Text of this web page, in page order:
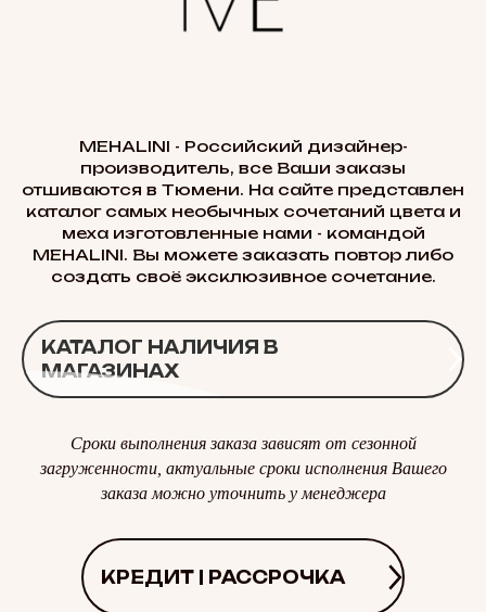
MEHALINI - Российский дизайнер-
производитель, все Ваши заказы
отшиваются в Тюмени. На сайте представлен
каталог самых необычных сочетаний цвета и
меха изготовленные нами - командой
MEHALINI. Вы можете заказать повтор либо
создать своё эксклюзивное сочетание.
КАТАЛОГ НАЛИЧИЯ В
МАГАЗИНАХ
Сроки выполнения заказа зависят от сезонной
загруженности, актуальные сроки исполнения Вашего
заказа можно уточнить у менеджера
КРЕДИТ | РАССРОЧКА